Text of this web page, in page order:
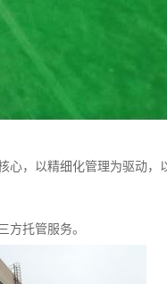
，以精细化管理为驱动，
方托管服务。